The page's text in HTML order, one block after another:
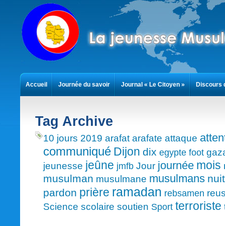
Tag Archive
10 jours 2019 arafat arafate attaque
communiqué Dijon dix egypte foot
jeunesse jeûne jmfb Jour journée mois
musulman musulmane musulmans nuit
pardon prière ramadan rebsamen
Science scolaire soutien Sport terroriste
Accueil Journée du savoir Journal « Le Citoyen » Discours